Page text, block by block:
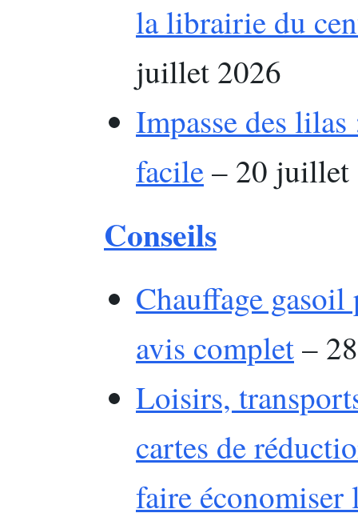
la librairie du
juillet 2026
Impasse des
facile– 20 juillet
Conseils
Chauffage
avis complet–
Loisirs,
cartes de
faire économiser